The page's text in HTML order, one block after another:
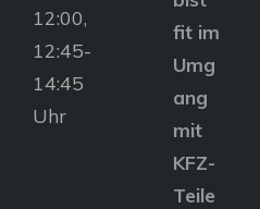
12:00,
12:45-
14:45
Uhr
fit im
Umg
ang
mit
KFZ-
Teile